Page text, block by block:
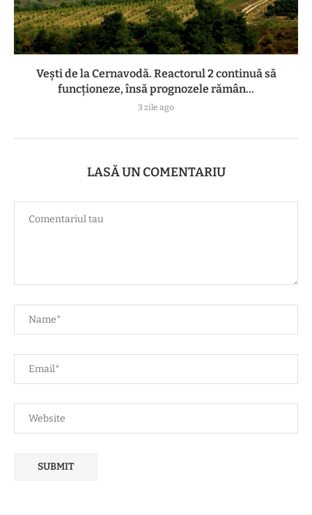
Vești de la Cernavodă. Reactorul 2 continuă să
funcționeze, însă prognozele rămân...
3 zile ago
LASĂ UN COMENTARIU